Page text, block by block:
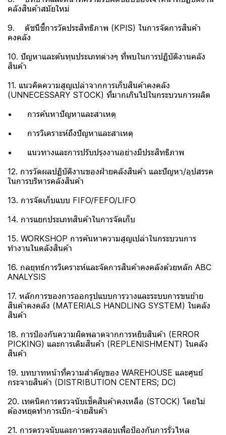
คลังสินค้าสมัยใหม่
9. ดัชนีชี้การวัดประสิทธิภาพ (KPIS) ในการจัดการสินค้า
คงคลัง
10. ปัญหาและต้นทุนประเภทต่างๆ ที่พบในการปฏิบัติงานคลัง
สินค้า
11. แนวคิดความสูญเปล่าจากการเก็บสินค้าคงคลัง
(UNNECESSARY STOCK) ที่มากเกินไปในกระบวนการผลิต
• การค้นหาปัญหาและสาเหตุ
• การวิเคราะห์ถึงปัญหาและสาเหตุ
• แนวทางและการปรับปรุงงานอย่างมีประสิทธิภาพ
12. การวัดผลปฏิบัติงานของฝ่ายคลังสินค้า และปัญหา/อุปสรรค
ในการบริหารคลังสินค้า
13. การจัดเก็บแบบ FIFO/FEFO/LIFO
14. การแยกประเภทสินค้าในการจัดเก็บ
15. WORKSHOP การค้นหาความสูญเปล่าในกระบวนการ
ทำงานในคลังสินค้า
16. กลยุทธ์การวิเคราะห์และจัดการสินค้าคงคลังด้วยหลัก ABC
ANALYSIS
17. หลักการของการออกรูปแบบการวางและระบบการขนย้าย
สินค้าคงคลัง (MATERIALS HANDLING SYSTEM) ในคลัง
สินค้า
18. การป้องกันความผิดพลาดจากการหยิบสินค้า (ERROR
PICKING) และการเติมสินค้า (REPLENISHMENT) ในคลัง
สินค้า
19. บทบาทหน้าที่ความสำคัญของ WAREHOUSE และศูนย์
กระจายสินค้า (DISTRIBUTION CENTERS; DC)
20. เทคนิคการตรวจนับเช็คสินค้าคงเหลือ (STOCK) โดยไม่
ต้องหยุดทำการเบิก-จ่ายสินค้า
21. การตรวจนับและการตรวจสอบเพื่อป้องกันการรั่วไหล